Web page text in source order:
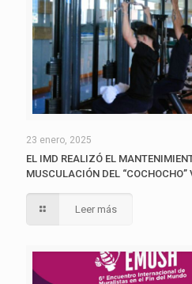
23 enero, 2025
EL IMD REALIZÓ EL
MUSCULACIÓN DEL “COCHOCHO”
Leer más